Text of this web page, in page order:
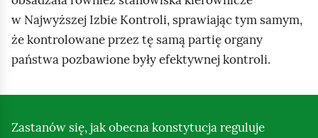
w Najwyższej Izbie Kontroli, sprawiając tym samym,
że kontrolowane przez tę samą partię organy
państwa pozbawione były efektywnej kontroli.
Zastanów się, jak obecna konstytucja reguluje